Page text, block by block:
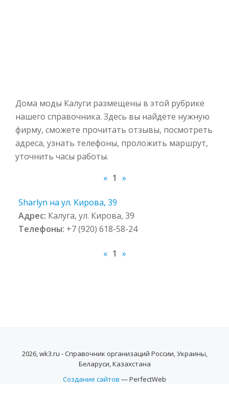
Дома моды Калуги размещены в этой рубрике
нашего справочника. Здесь вы найдёте нужную
фирму, сможете прочитать отзывы, посмотреть
адреса, узнать телефоны, проложить маршрут,
уточнить часы работы.
« 1 »
Sharlyn на ул. Кирова, 39
Адрес: Калуга, ул. Кирова, 39
Телефоны: +7 (920) 618-58-24
« 1 »
2026, wk3.ru - Справочник организаций России, Украины,
Беларуси, Казахстана
Создание сайтов — PerfectWeb